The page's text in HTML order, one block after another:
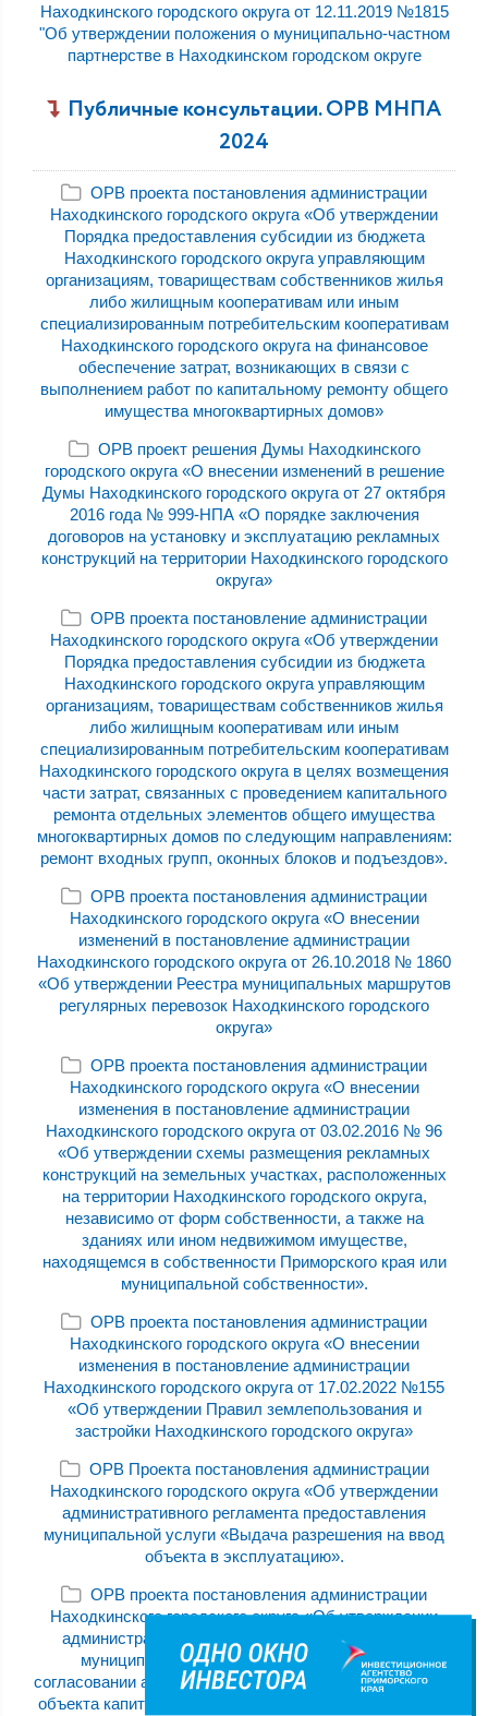
Находкинского городского округа от 12.11.2019 №1815
"Об утверждении положения о муниципально-частном
партнерстве в Находкинском городском округе
Публичные консультации. ОРВ МНПА
2024
ОРВ проекта постановления администрации
Находкинского городского округа «Об утверждении
Порядка предоставления субсидии из бюджета
Находкинского городского округа управляющим
организациям, товариществам собственников жилья
либо жилищным кооперативам или иным
специализированным потребительским кооперативам
Находкинского городского округа на финансовое
обеспечение затрат, возникающих в связи с
выполнением работ по капитальному ремонту общего
имущества многоквартирных домов»
ОРВ проект решения Думы Находкинского
городского округа «О внесении изменений в решение
Думы Находкинского городского округа от 27 октября
2016 года № 999-НПА «О порядке заключения
договоров на установку и эксплуатацию рекламных
конструкций на территории Находкинского городского
округа»
ОРВ проекта постановление администрации
Находкинского городского округа «Об утверждении
Порядка предоставления субсидии из бюджета
Находкинского городского округа управляющим
организациям, товариществам собственников жилья
либо жилищным кооперативам или иным
специализированным потребительским кооперативам
Находкинского городского округа в целях возмещения
части затрат, связанных с проведением капитального
ремонта отдельных элементов общего имущества
многоквартирных домов по следующим направлениям:
ремонт входных групп, оконных блоков и подъездов».
ОРВ проекта постановления администрации
Находкинского городского округа «О внесении
изменений в постановление администрации
Находкинского городского округа от 26.10.2018 № 1860
«Об утверждении Реестра муниципальных маршрутов
регулярных перевозок Находкинского городского
округа»
ОРВ проекта постановления администрации
Находкинского городского округа «О внесении
изменения в постановление администрации
Находкинского городского округа от 03.02.2016 № 96
«Об утверждении схемы размещения рекламных
конструкций на земельных участках, расположенных
на территории Находкинского городского округа,
независимо от форм собственности, а также на
зданиях или ином недвижимом имуществе,
находящемся в собственности Приморского края или
муниципальной собственности».
ОРВ проекта постановления администрации
Находкинского городского округа «О внесении
изменения в постановление администрации
Находкинского городского округа от 17.02.2022 №155
«Об утверждении Правил землепользования и
застройки Находкинского городского округа»
ОРВ Проекта постановления администрации
Находкинского городского округа «Об утверждении
административного регламента предоставления
муниципальной услуги «Выдача разрешения на ввод
объекта в эксплуатацию».
ОРВ проекта постановления администрации
Находкинского городского округа «Об утверждении
административного регламента предоставления
муниципальной услуги «Выдача решения о
согласовании архитектурно-градостроительного облика
объекта капитального строительства, расположенного